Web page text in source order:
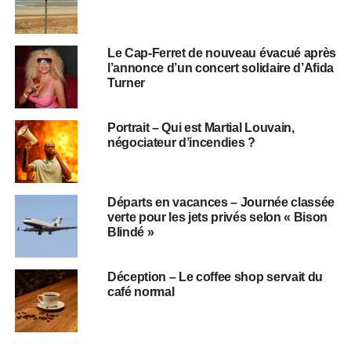
Le Cap-Ferret de nouveau évacué après
l’annonce d’un concert solidaire d’Afida
Turner
Portrait – Qui est Martial Louvain,
négociateur d’incendies ?
Départs en vacances – Journée classée
verte pour les jets privés selon « Bison
Blindé »
Déception – Le coffee shop servait du
café normal